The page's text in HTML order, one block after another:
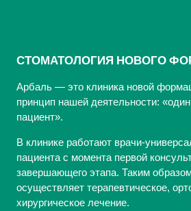
СТОМАТОЛОГИЯ НОВОГО
Арбаль — это клиника новой
принцип нашей деятельности:
пациент».
В клинике работают врачи-
пациента с момента первой
завершающего этапа. Таким
осуществляет терапевтическое,
хирургическое лечение.